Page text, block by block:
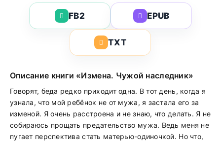
FB2 EPUB
TXT
Описание книги «Измена. Чужой наследник»
Говорят, беда редко приходит одна. В тот день, когда я
узнала, что мой ребёнок не от мужа, я застала его за
изменой. Я очень расстроена и не знаю, что делать. Я не
собираюсь прощать предательство мужа. Ведь меня не
пугает перспектива стать матерью-одиночкой. Но что,